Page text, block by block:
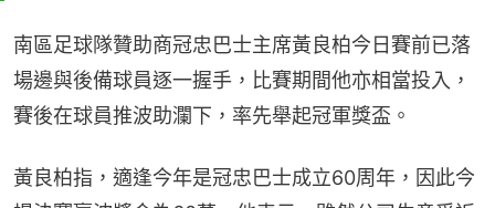
南區足球隊贊助商冠忠巴士主席黃良柏今日賽前已落
場邊與後備球員逐一握手，比賽期間他亦相當投入，
賽後在球員推波助瀾下，率先舉起冠軍獎盃。
黃良柏指，適逢今年是冠忠巴士成立60周年，因此今